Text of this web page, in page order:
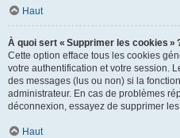
Haut
À quoi sert « Supprimer les cookies »
Cette option efface tous les cookies
votre authentification et votre session.
des messages (lus ou non) si la
administrateur. En cas de problèmes
déconnexion, essayez de supprimer
Haut